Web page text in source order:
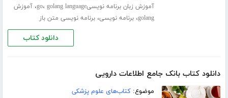
آموزش زبان برنامه نویسیgo ، golang language ،آموزش
golang،برنامه نویسی،برنامه نویسی متن باز
دانلود کتاب
دانلود کتاب بانک جامع اطلاعات دارویی
موضوع:کتاب‌های علوم پزشکی